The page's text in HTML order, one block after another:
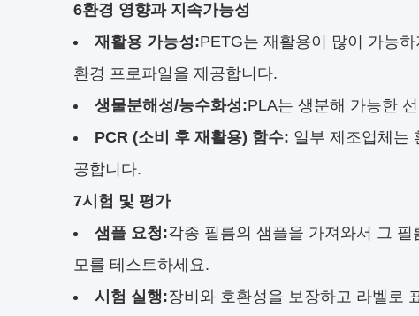
6환경 영향과 지속가능성
재활용 가능성:PETG는 재활용이 많이 가능
환경 프로파일을 제공합니다.
생물분해성/농수화성:PLA는 생분해 가능한
PCR (소비 후 재활용) 함수: 일부 제조업체는
공합니다.
7시험 및 평가
샘플 요청:각종 필름의 샘플을 가져와서 그
모를 테스트하세요.
시험 실행:장비와 호환성을 보장하고 라벨로